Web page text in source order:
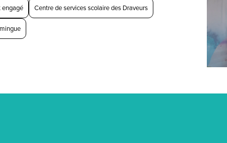
engagé Centre de services scolaire des Draveurs